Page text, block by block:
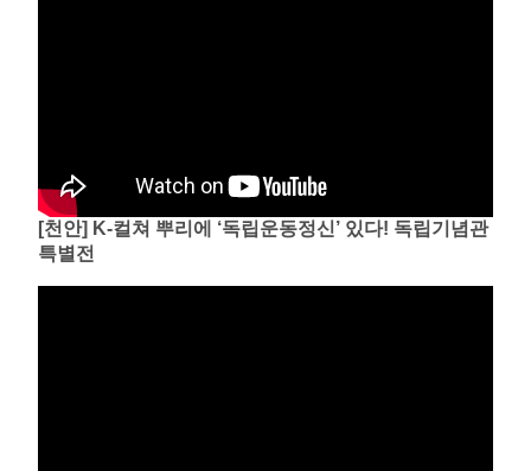
[천안] K-컬쳐 뿌리에 ‘독립운동정신’ 있다! 독립기념관
특별전